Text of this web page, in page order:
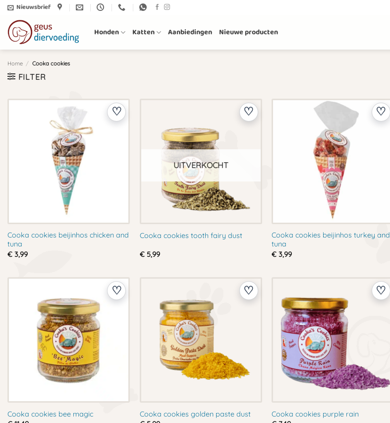
Ga
naar
inhoud
Nieuwsbrief
Honden Katten Aanbiedingen Nieuwe producten
Home / Cooka cookies
FILTER
Cooka cookies beijinhos chicken and
tuna
€3,99
UITVERKOCHT
Cooka cookies tooth fairy dust
€5,99
Cooka cookies beijinhos turkey and
tuna
€ 3,99
Cooka cookies bee magic
Cooka cookies golden paste dust
Cooka cookies purple rain